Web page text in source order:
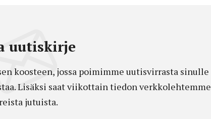
uutiskirje
koosteen, jossa poimimme uutisvirrasta sinulle
Lisäksi saat viikottain tiedon verkkolehtemme
jutuista.